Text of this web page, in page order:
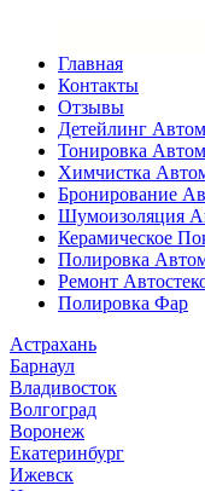
Главная
Контакты
Отзывы
Детейлинг
Тонировка
Химчистка
Бронирование
Шумоизоляция
Керамическое
Полировка
Ремонт
Полировка Фар
Астрахань
Барнаул
Владивосток
Волгоград
Воронеж
Екатеринбург
Ижевск